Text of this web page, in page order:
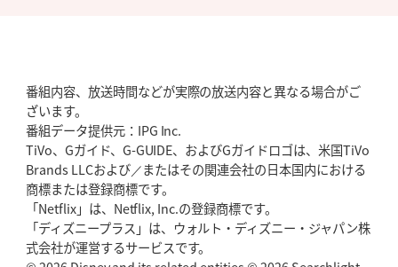
番組内容、放送時間などが実際の放送内容と異なる場合がご
ざいます。
番組データ提供元：IPG Inc.
TiVo、Gガイド、G-GUIDE、およびGガイドロゴは、米国TiVo
Brands LLCおよび／またはその関連会社の日本国内における
商標または登録商標です。
「Netflix」は、Netflix, Inc.の登録商標です。
「ディズニープラス」は、ウォルト・ディズニー・ジャパン株
式会社が運営するサービスです。